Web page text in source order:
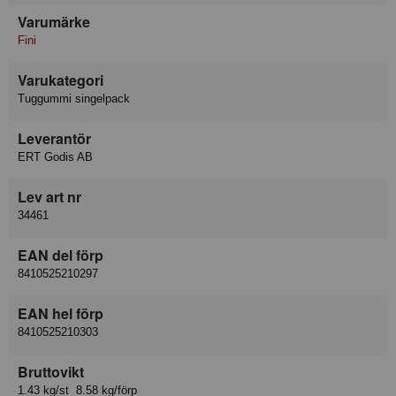
Varumärke
Fini
Varukategori
Tuggummi singelpack
Leverantör
ERT Godis AB
Lev art nr
34461
EAN del förp
8410525210297
EAN hel förp
8410525210303
Bruttovikt
1.43 kg/st 8.58 kg/förp